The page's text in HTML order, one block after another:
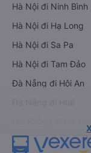
Hà Nội đi Ninh Bình
Hà Nội đi Hạ Long
Hà Nội đi Sa Pa
Hà Nội đi Tam Đảo
Đà Nẵng đi Hội An